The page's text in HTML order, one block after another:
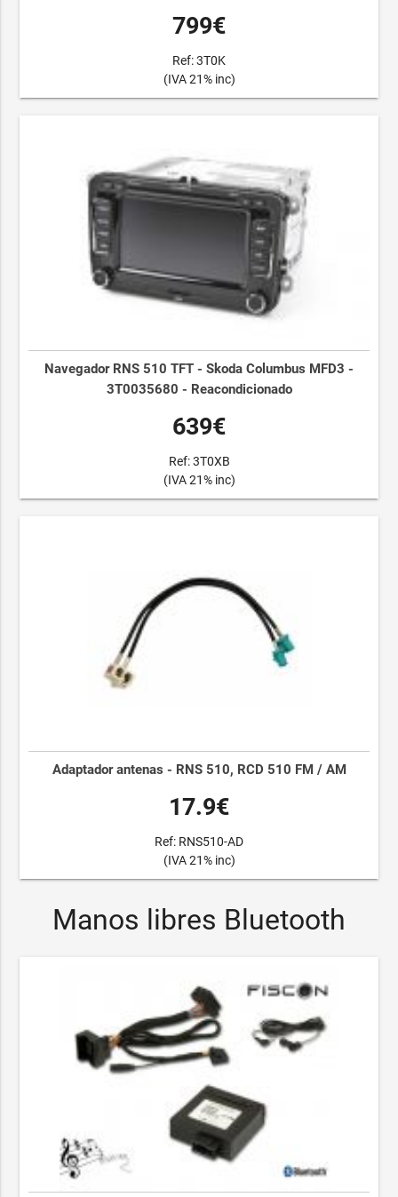
799€
Ref: 3T0K
(IVA 21% inc)
Navegador RNS 510 TFT - Skoda Columbus MFD3 -
3T0035680 - Reacondicionado
639€
Ref: 3T0XB
(IVA 21% inc)
Adaptador antenas - RNS 510, RCD 510 FM / AM
17.9€
Ref: RNS510-AD
(IVA 21% inc)
Manos libres Bluetooth